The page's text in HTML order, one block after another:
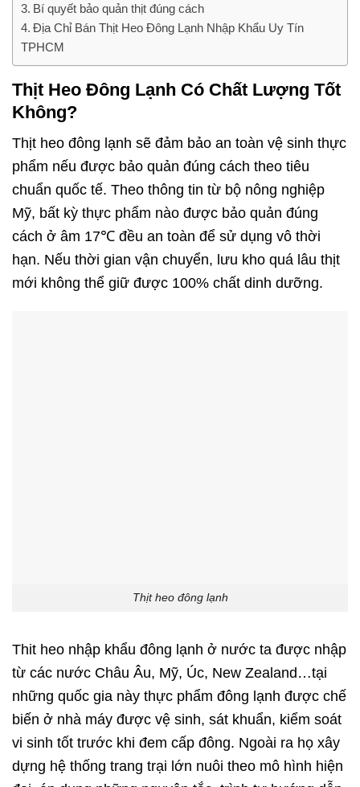
Bí quyết bảo quản thịt đúng cách
Địa Chỉ Bán Thịt Heo Đông Lạnh Nhập Khẩu Uy Tín
TPHCM
Thịt Heo Đông Lạnh Có Chất Lượng Tốt
Không?
Thịt heo đông lạnh sẽ đảm bảo an toàn vệ sinh thực
phẩm nếu được bảo quản đúng cách theo tiêu
chuẩn quốc tế. Theo thông tin từ bộ nông nghiệp
Mỹ, bất kỳ thực phẩm nào được bảo quản đúng
cách ở âm 17℃ đều an toàn để sử dụng vô thời
hạn. Nếu thời gian vận chuyển, lưu kho quá lâu thịt
mới không thể giữ được 100% chất dinh dưỡng.
Thịt heo đông lạnh
Thit heo nhập khẩu đông lạnh ở nước ta được nhập
từ các nước Châu Âu, Mỹ, Úc, New Zealand…tại
những quốc gia này thực phẩm đông lạnh được chế
biến ở nhà máy được vệ sinh, sát khuẩn, kiểm soát
vi sinh tốt trước khi đem cấp đông. Ngoài ra họ xây
dựng hệ thống trang trại lớn nuôi theo mô hình hiện